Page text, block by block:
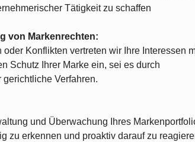
Tätigkeit zu schaffen
von Markenrechten:
oder Konflikten vertreten wir Ihre Interessen
Schutz Ihrer Marke ein, sei es durch
Verfahren.
und Überwachung Ihres
zu erkennen und proaktiv darauf zu